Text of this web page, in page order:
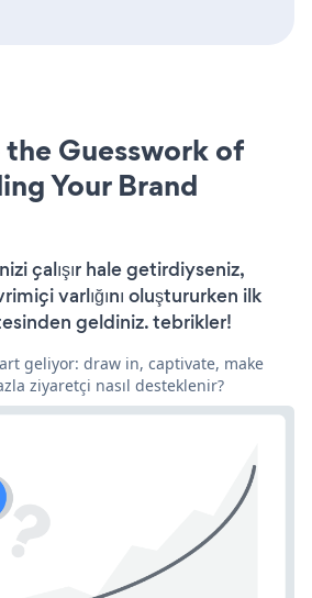
the Guesswork of
Your Brand
çalışır hale getirdiyseniz,
varlığını oluştururken ilk
geldiniz. tebrikler!
geliyor: draw in, captivate, make
ziyaretçi nasıl desteklenir?